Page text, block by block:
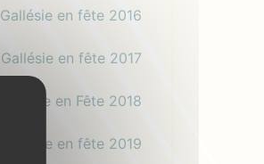
Gallésie en fête 2016
Gallésie en fête 2017
Gallésie en Fête 2018
Gallésie en fête 2019